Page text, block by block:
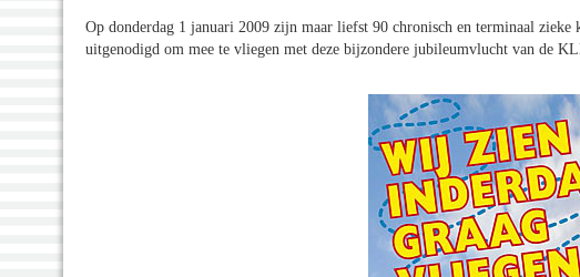
Op donderdag 1 januari 2009 zijn maar liefst 90 chronisch en terminaal zieke
uitgenodigd om mee te vliegen met deze bijzondere jubileumvlucht van de